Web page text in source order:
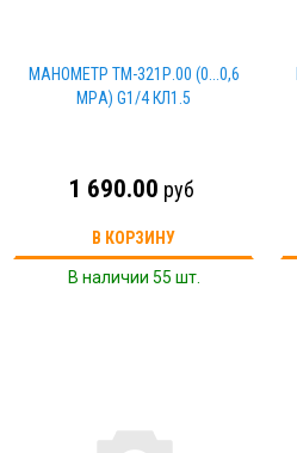
МАНОМЕТР ТМ-321Р.00 (0...0,6
МPА) G1/4 КЛ1.5
1 690.00 руб
В КОРЗИНУ
В наличии 55 шт.